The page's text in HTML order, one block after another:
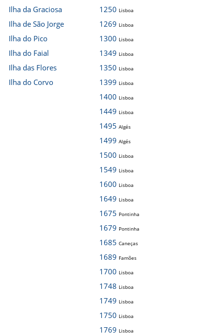
Ilha da Graciosa
Ilha de São Jorge
Ilha do Pico
Ilha do Faial
Ilha das Flores
Ilha do Corvo
1250 Lisboa
1269 Lisboa
1300 Lisboa
1349 Lisboa
1350 Lisboa
1399 Lisboa
1400 Lisboa
1449 Lisboa
1495 Algés
1499 Algés
1500 Lisboa
1549 Lisboa
1600 Lisboa
1649 Lisboa
1675 Pontinha
1679 Pontinha
1685 Caneças
1689 Famões
1700 Lisboa
1748 Lisboa
1749 Lisboa
1750 Lisboa
1769 Lisboa